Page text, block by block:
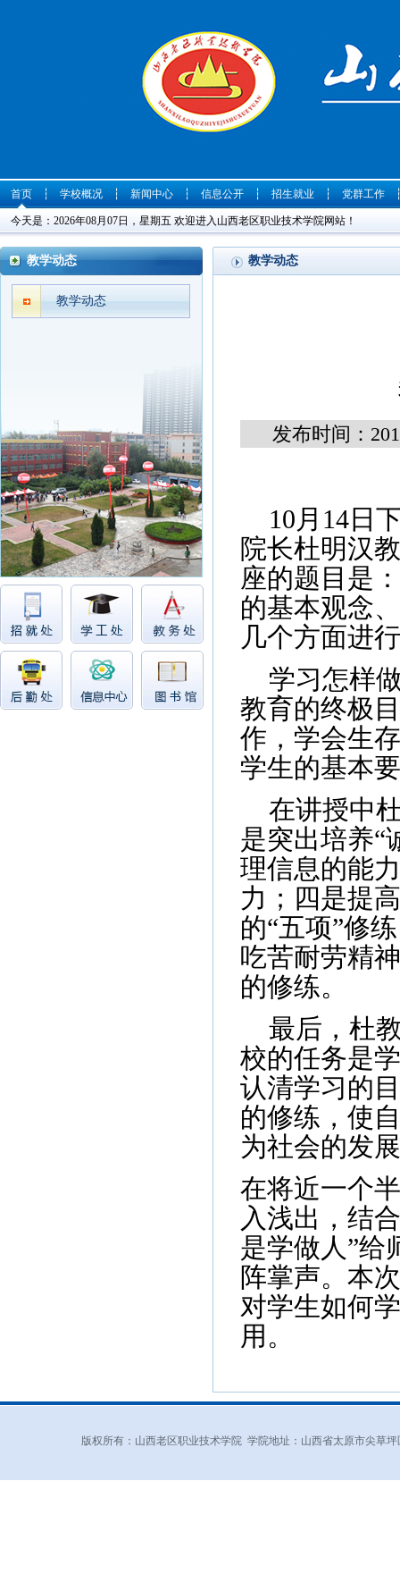
首页
今天是：2026年08月07日，星期五 欢迎进入山西老区职业技术学院网站！
┆ 学校概况 ┆ 新闻中心 ┆ 信息公开 ┆ 招生就业 ┆ 党群工作
教学动态
教学动态
教学动态
发布时间：
10 月 14日
院长杜明汉
座的题目是
的基本观念
几个方面进
学习怎样
教育的终极
作，学会生
学生的基本
在讲授中
是突出培养“
理信息的能
力；四是提
的“五项”修
吃苦耐劳精
的修练。
最后，杜
校的任务是
认清学习的
的修练，使
为社会的发
在将近一个
入浅出，结
是学做人”给
阵掌声。本
对学生如何
用。
版权所有：山西老区职业技术学院 学院地址：山西省太原市尖草